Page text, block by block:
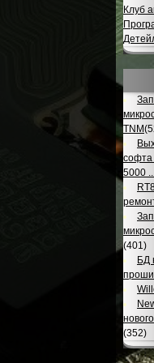
Клуб
TNM
софта
5000
(401)
БД
(352)